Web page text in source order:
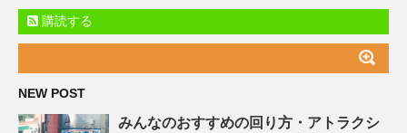
購読する
NEW POST
みんなのおすすめの回り方・アトラクシ